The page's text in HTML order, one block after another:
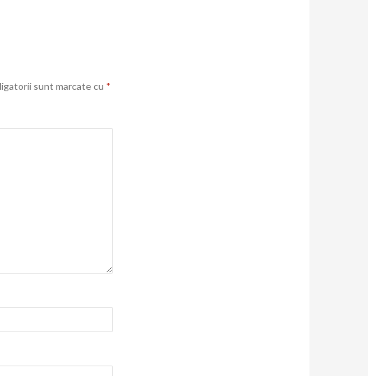
sunt marcate cu *